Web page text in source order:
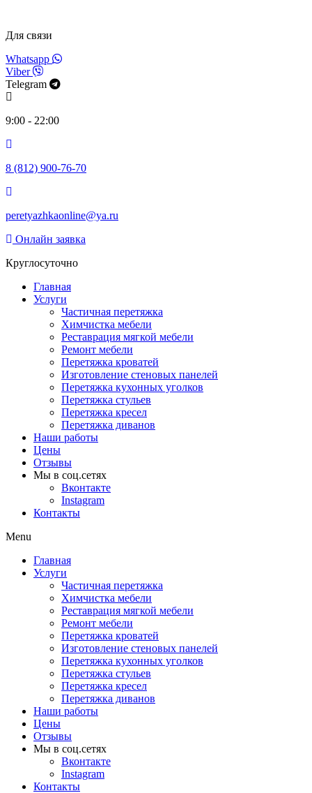
Для связи
Whatsapp
Viber
Telegram
9:00 - 22:00
8 (812) 900-76-70
peretyazhkaonline@ya.ru
Онлайн заявка
Круглосуточно
Главная
Услуги
Частичная перетяжка
Химчистка мебели
Реставрация мягкой мебели
Ремонт мебели
Перетяжка кроватей
Изготовление стеновых панелей
Перетяжка кухонных уголков
Перетяжка стульев
Перетяжка кресел
Перетяжка диванов
Наши работы
Цены
Отзывы
Мы в соц.сетях
Вконтакте
Instagram
Контакты
Menu
Главная
Услуги
Частичная перетяжка
Химчистка мебели
Реставрация мягкой мебели
Ремонт мебели
Перетяжка кроватей
Изготовление стеновых панелей
Перетяжка кухонных уголков
Перетяжка стульев
Перетяжка кресел
Перетяжка диванов
Наши работы
Цены
Отзывы
Мы в соц.сетях
Вконтакте
Instagram
Контакты